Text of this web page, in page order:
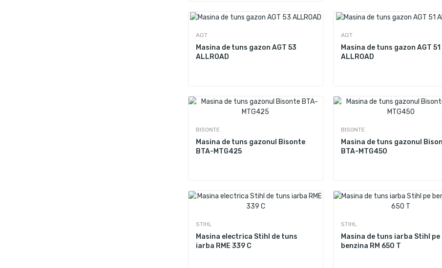
AGT
Masina de tuns gazon AGT 53
ALLROAD
AGT
Masina de tuns gazon AGT 51
ALLROAD
BISONTE
Masina de tuns gazonul Bisonte
BTA-MTG425
BISONTE
Masina de tuns gazonul
BTA-MTG450
STIHL
Masina electrica Stihl de tuns
iarba RME 339 C
STIHL
Masina de tuns iarba Stihl pe
benzina RM 650 T